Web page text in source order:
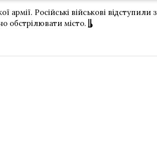
Російські військові відступили
обстрілювати місто.